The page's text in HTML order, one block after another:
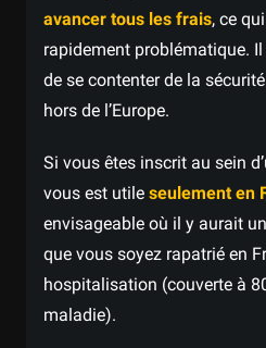
avancer tous les frais, ce
rapidement problématique.
de se contenter de la
hors de l’Europe.
Si vous êtes inscrit au sein
vous est utile seulement en
envisageable où il y aurait
que vous soyez rapatrié en
hospitalisation (couverte à
maladie).